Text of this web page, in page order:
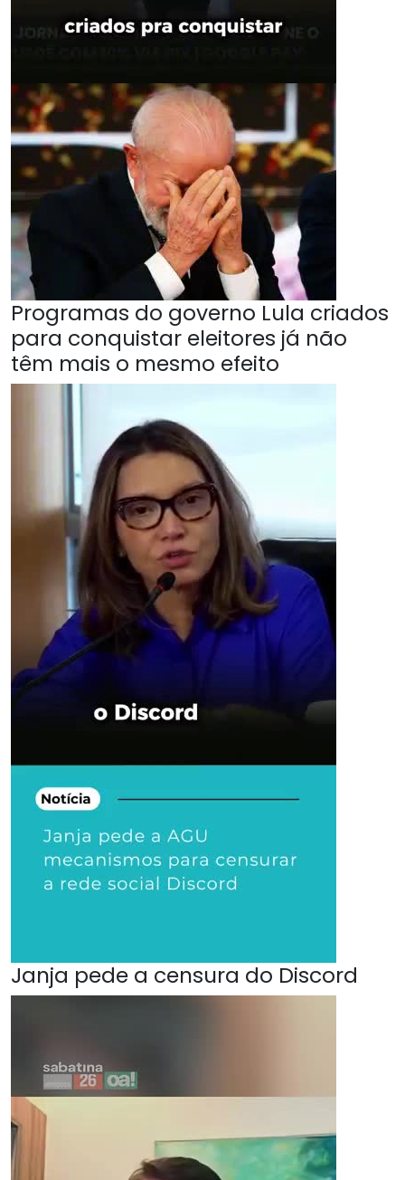
Programas do governo Lula criados
para conquistar eleitores já não
têm mais o mesmo efeito
Janja pede a censura do Discord